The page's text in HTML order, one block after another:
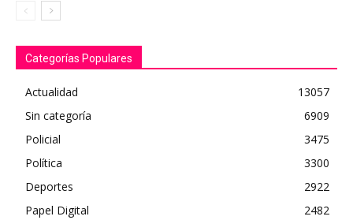
Categorías Populares
Actualidad
13057
Sin categoría
6909
Policial
3475
Política
3300
Deportes
2922
Papel Digital
2482